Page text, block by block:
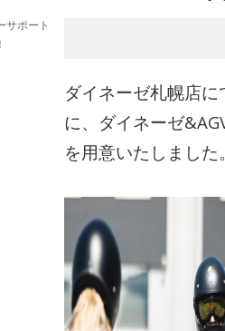
サポート
ダイネーゼ札幌店
に、ダイネーゼ
を用意いたしました